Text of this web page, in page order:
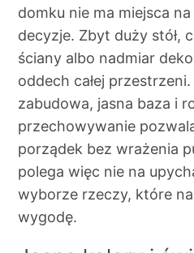
domku nie ma miejsca
decyzje. Zbyt duży stół,
ściany albo nadmiar
oddech całej
zabudowa, jasna baza i
przechowywanie
porządek bez wrażenia
polega więc nie na
wyborze rzeczy, które
wygodę.